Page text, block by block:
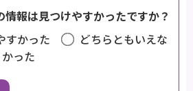
報は見つけやすかったですか？
すかった
どちらともいえな
った